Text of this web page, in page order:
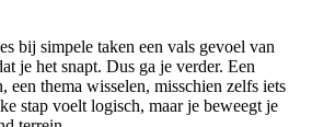
bij simpele taken een vals gevoel van
je het snapt. Dus ga je verder. Een
een thema wisselen, misschien zelfs iets
stap voelt logisch, maar je beweegt je